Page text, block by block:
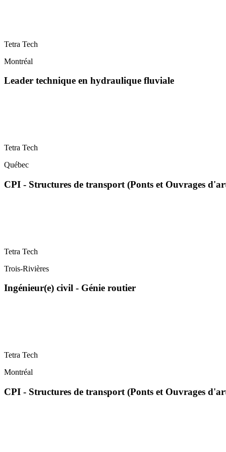
Tetra Tech
Montréal
Leader technique en hydraulique fluviale
Tetra Tech
Québec
CPI - Structures de transport (Ponts et Ouvrages
Tetra Tech
Trois-Rivières
Ingénieur(e) civil - Génie routier
Tetra Tech
Montréal
CPI - Structures de transport (Ponts et Ouvrages